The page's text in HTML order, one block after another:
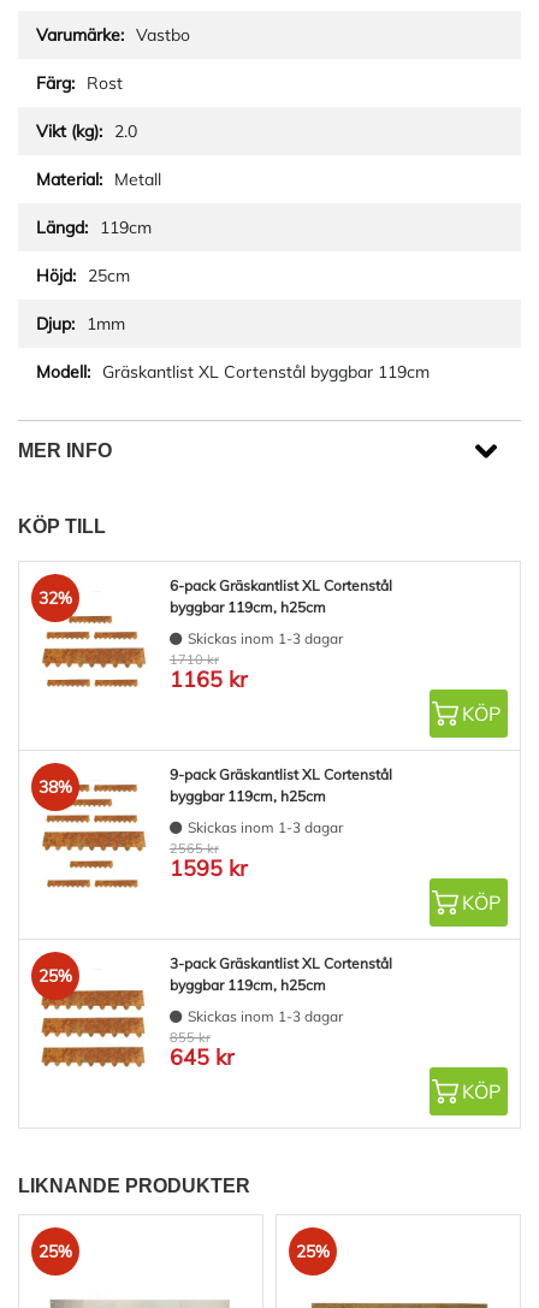
Vastbo
Rost
2.0
Metall
119cm
25cm
1mm
Gräskantlist XL Cortenstål byggbar 119cm
MER INFO
KÖP TILL
32%
6-pack Gräskantlist XL Cortenstål
byggbar 119cm, h25cm
Skickas inom 1-3 dagar
1710 kr
1165 kr
KÖP
38%
9-pack Gräskantlist XL Cortenstål
byggbar 119cm, h25cm
Skickas inom 1-3 dagar
2565 kr
1595 kr
KÖP
25%
3-pack Gräskantlist XL Cortenstål
byggbar 119cm, h25cm
Skickas inom 1-3 dagar
855 kr
645 kr
KÖP
LIKNANDE PRODUKTER
25% 25%